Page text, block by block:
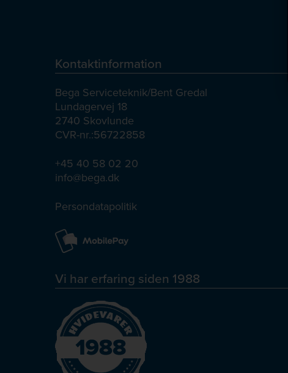
Kontaktinformation
Bega Serviceteknik/Bent Gredal
Lundagervej 18
2740 Skovlunde
CVR-nr.:56722858
+45 40 58 02 20
info@bega.dk
Persondatapolitik
Vi har erfaring siden 1988